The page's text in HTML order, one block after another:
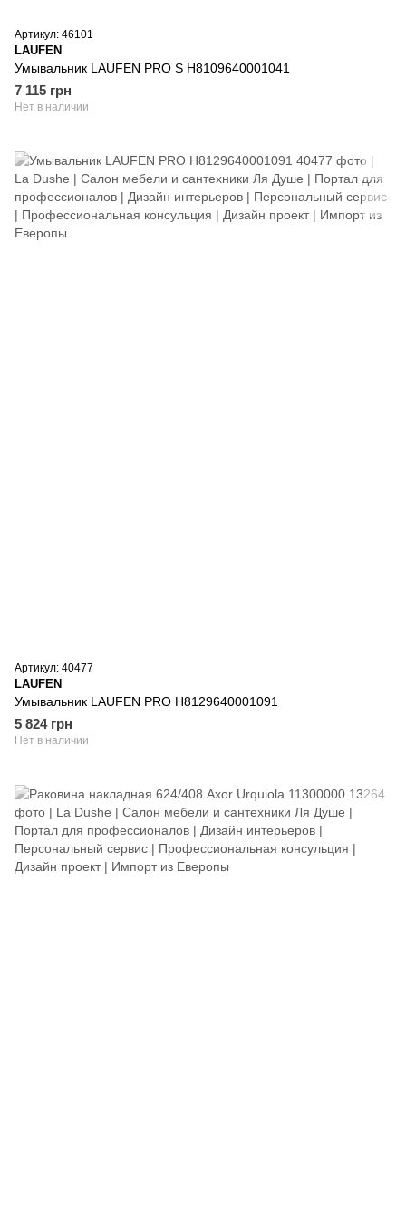
Артикул: 46101
LAUFEN
Умывальник LAUFEN PRO S H8109640001041
7 115 грн
Нет в наличии
Артикул: 40477
LAUFEN
Умывальник LAUFEN PRO H8129640001091
5 824 грн
Нет в наличии